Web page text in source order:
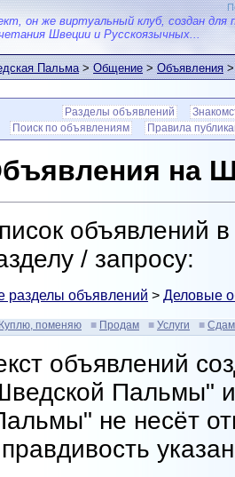
он же виртуальный клуб, создан для
Швеции и Русскоязычных...
Пальма>Общение>Объявления>
Разделы объявлений
Поиск по объявлениям
Правила
на
объявлений
/ запросу:
разделы объявлений > Деловые
Куплю, поменяю Продам Услуги Сдам
объявлений
Пальмы"
не несёт